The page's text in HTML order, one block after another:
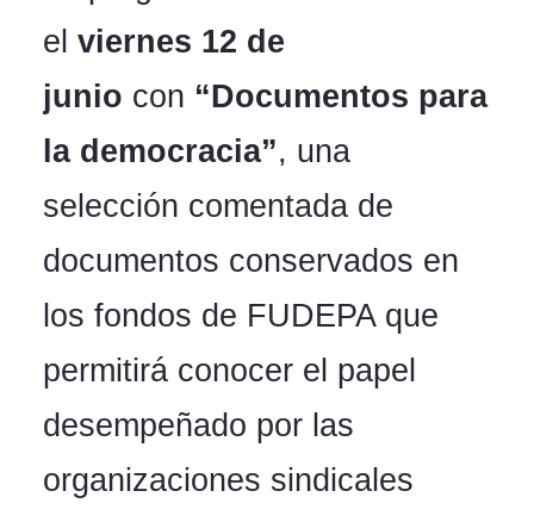
el viernes 12 de
junio con “Documentos para
la democracia”, una
selección comentada de
documentos conservados en
los fondos de FUDEPA que
permitirá conocer el papel
desempeñado por las
organizaciones sindicales